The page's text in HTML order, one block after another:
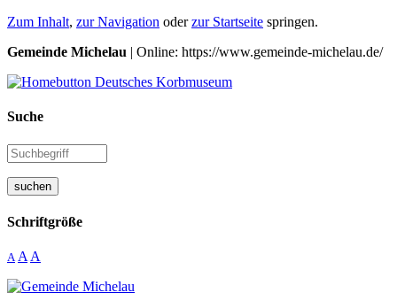
Zum Inhalt, zur Navigation oderzur Startseite springen.
Gemeinde Michelau | Online: https://www.gemeinde-michelau.de/
Suche
suchen
Schriftgröße
A A A